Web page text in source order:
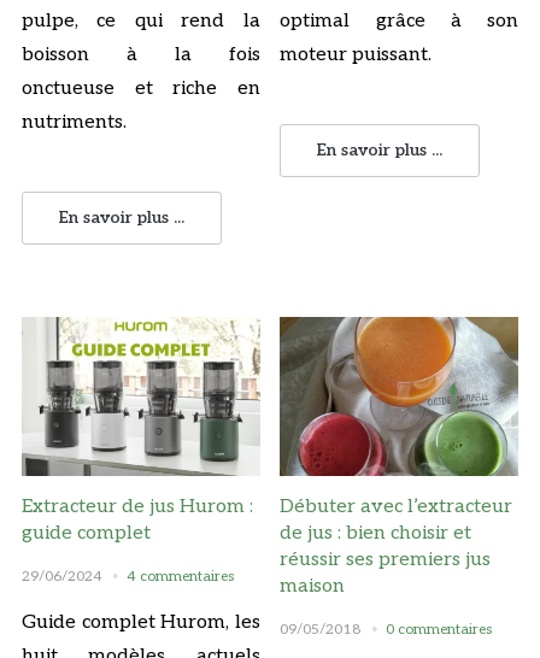
pulpe, ce qui rend la
boisson à la fois
onctueuse et riche en
nutriments.
En savoir plus ...
optimal grâce à son
moteur puissant.
En savoir plus ...
Extracteur de jus Hurom :
guide complet
29/06/2024 4 commentaires
Guide complet Hurom, les
Débuter avec l’extracteur
de jus : bien choisir et
réussir ses premiers jus
maison
09/05/2018 0 commentaires